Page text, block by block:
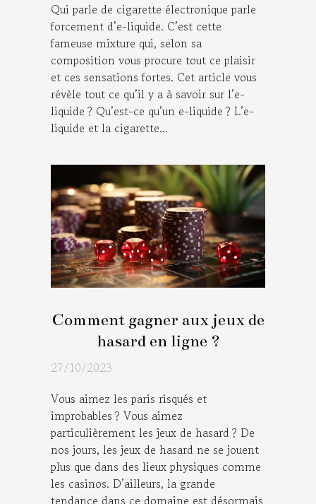
Qui parle de cigarette électronique parle
forcement d’e-liquide. C’est cette
fameuse mixture qui, selon sa
composition vous procure tout ce plaisir
et ces sensations fortes. Cet article vous
révèle tout ce qu’il y a à savoir sur l’e-
liquide ? Qu’est-ce qu’un e-liquide ? L’e-
liquide et la cigarette...
Comment gagner aux jeux de
hasard en ligne ?
27/10/2023
Vous aimez les paris risqués et
improbables ? Vous aimez
particulièrement les jeux de hasard ? De
nos jours, les jeux de hasard ne se jouent
plus que dans des lieux physiques comme
les casinos. D’ailleurs, la grande